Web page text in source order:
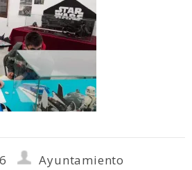
Ayuntamiento